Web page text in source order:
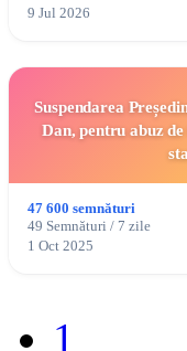
9 Jul 2026
Suspendarea
Dan, pentru abuz
47 600 semnături
49 Semnături / 7 zile
1 Oct 2025
1